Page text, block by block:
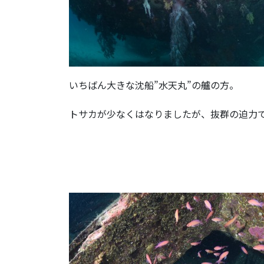
いちばん大きな沈船”水天丸”の艫の方。
トサカが少なくはなりましたが、抜群の迫力